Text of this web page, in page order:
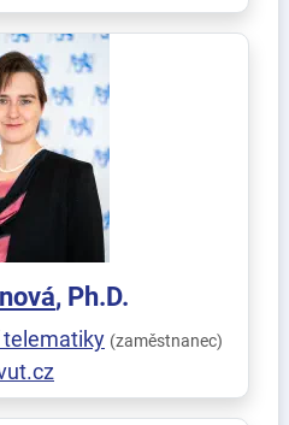
, Ph.D.
telematiky (zaměstnanec)